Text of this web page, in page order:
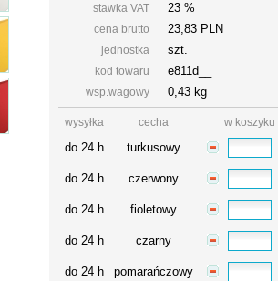
stawka VAT 23 %
cena brutto 23,83 PLN
jednostka szt.
kod towaru e811d__
wsp.wagowy 0,43 kg
wysyłka cecha w koszyku
do 24 h turkusowy
do 24 h czerwony
do 24 h fioletowy
do 24 h czarny
do 24 h pomarańczowy